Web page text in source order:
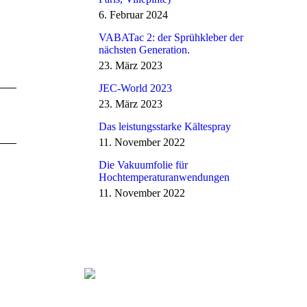
6. Februar 2024
VABATac 2: der Sprühkleber der
nächsten Generation.
23. März 2023
JEC-World 2023
23. März 2023
Das leistungsstarke Kältespray
11. November 2022
Die Vakuumfolie für
Hochtemperaturanwendungen
11. November 2022